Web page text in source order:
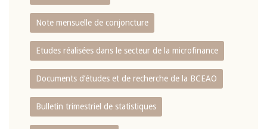
Note mensuelle de conjoncture
Etudes réalisées dans le secteur de la microfinance
Documents d’études et de recherche de la BCEAO
Bulletin trimestriel de statistiques